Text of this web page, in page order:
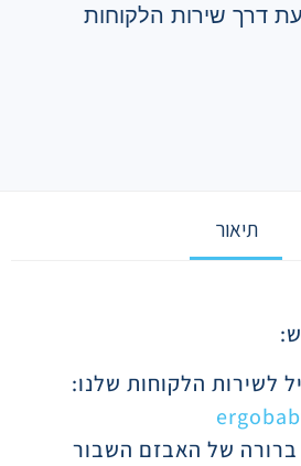
דרך שירות הלקוחות
תיאור
לשירות הלקוחות שלנו:
של האבזם השבור